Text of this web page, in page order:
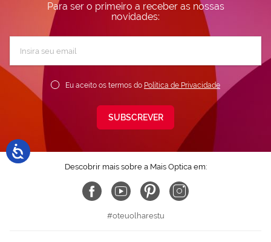
Para ser o primeiro a receber as nossas
novidades:
Newsletter:
Eu aceito os termos do Política de Privacidade
SUBSCREVER
Descobrir mais sobre a Mais Optica em:
#oteuolharestu